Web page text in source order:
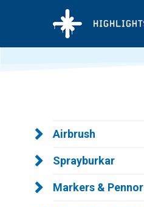
Airbrush
Sprayburkar
Markers & Pennor